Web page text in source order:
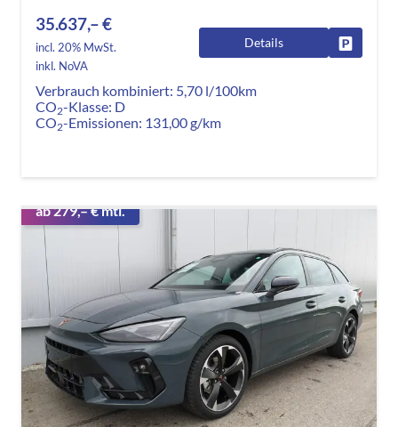
35.637,– €
incl. 20% MwSt.
inkl. NoVA
Details
Verbrauch kombiniert: 5,70 l/100km
CO2-Klasse: D
CO2-Emissionen: 131,00 g/km
ab 279,– € mtl.